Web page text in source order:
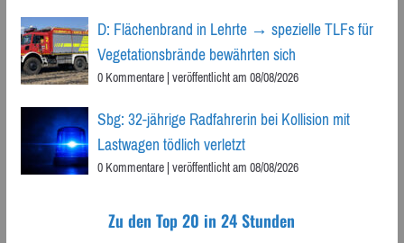
D: Flächenbrand in Lehrte → spezielle TLFs für
Vegetationsbrände bewährten sich
0 Kommentare|veröffentlicht am 08/08/2026
Sbg: 32-jährige Radfahrerin bei Kollision mit
Lastwagen tödlich verletzt
0 Kommentare|veröffentlicht am 08/08/2026
Zu den Top 20 in 24 Stunden